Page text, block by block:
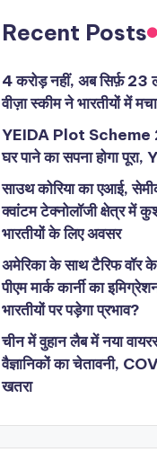
Recent Posts
4 करोड़ नहीं, अब सिर्फ़ 23
वीज़ा स्कीम ने भारतीयों में
YEIDA Plot Scheme
घर पाने का सपना होगा पूरा,
साउथ कोरिया का एआई,
क्वांटम टेक्नोलॉजी क्षेत्र में
भारतीयों के लिए अवसर
अमेरिका के साथ टैरिफ वॉर
पीएम मार्क कार्नी का
भारतीयों पर पड़ेगा प्रभाव?
चीन में वुहान लैब में नया
वैज्ञानिकों का चेतावनी,
खतरा